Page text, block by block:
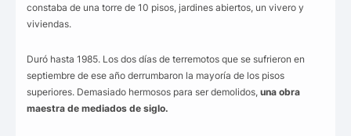
constaba de una torre de 10 pisos, jardines abiertos, un vivero y
viviendas.
Duró hasta 1985. Los dos días de terremotos que se sufrieron en
septiembre de ese año derrumbaron la mayoría de los pisos
superiores. Demasiado hermosos para ser demolidos, una obra
maestra de mediados de siglo.